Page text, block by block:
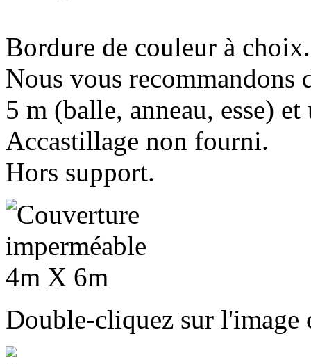
Bordure de couleur à choix.
Nous vous recommandons
5 m (balle, anneau, esse)
Accastillage non fourni.
Hors support.
Double-cliquez sur l'image